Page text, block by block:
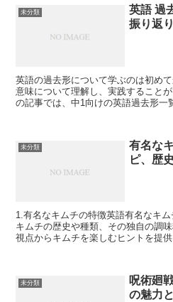
未分類
英語 過
振り返り
英語の過去形について学ぶのは初め
意味について理解し、実践すること
の記事では、中1向けの英語過去形一
未分類
有名な
ピ、歴
1.有名なキムチの特徴英語有名なキム
キムチの歴史や種類、その独自の調
視点からキムチを楽しむヒントを提
未分類
呪術廻
の魅力